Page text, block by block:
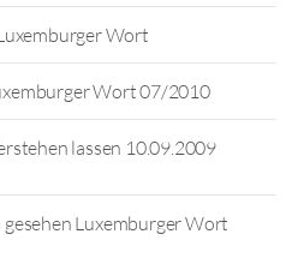
Wort
Wort 07/2010
lassen 10.09.2009
Luxemburger Wort